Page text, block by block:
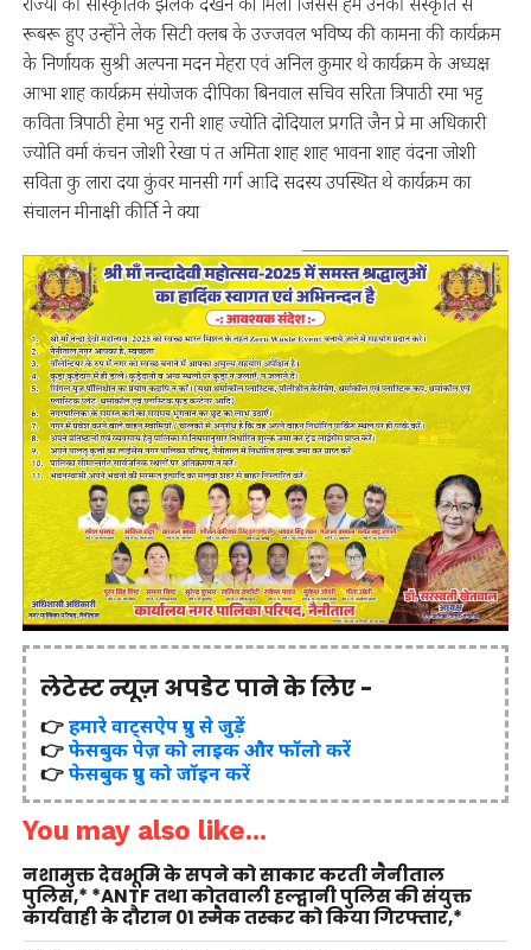
रूबरू हुए उन्होंने लेक सिटी क्लब के उज्जवल भविष्य की कामना की कार्यक्रम
के निर्णायक सुश्री अल्पना मदन मेहरा एवं अनिल कुमार थे कार्यक्रम के अध्यक्ष
आभा शाह कार्यक्रम संयोजक दीपिका बिनवाल सचिव सरिता त्रिपाठी रमा भट्ट
कविता त्रिपाठी हेमा भट्ट रानी शाह ज्योति दोदियाल प्रगति जैन प्रे मा अधिकारी
ज्योति वर्मा कंचन जोशी रेखा पं त अमिता शाह शाह भावना शाह वंदना जोशी
सविता कु लारा दया कुंवर मानसी गर्ग आदि सदस्य उपस्थित थे कार्यक्रम का
संचालन मीनाक्षी कीर्ति ने क्या
लेटेस्ट न्यूज़ अपडेट पाने के लिए -
👉हमारे वाट्सऐप ग्रुप से जुड़ें
👉फेसबुक पेज़ को लाइक और फॉलो करें
👉फेसबुक ग्रुप को जॉइन करें
You may also like...
नशामुक्त देवभूमि के सपने को साकार करती नैनीताल
पुलिस,* *ANTF तथा कोतवाली हल्द्वानी पुलिस की संयुक्त
कार्यवाही के दौरान 01 स्मैक तस्कर को किया गिरफ्तार,*